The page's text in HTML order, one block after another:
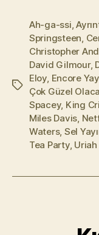
Etiketler
Ah-ga-ssi ,
Springsteen
Christopher
David Gilmour,
Eloy Encore
Çok Güzel
Spacey, King
Miles Davis
Waters, Sel
Tea Party,